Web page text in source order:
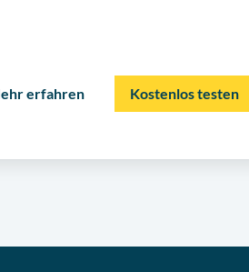
erfahren Kostenlos testen